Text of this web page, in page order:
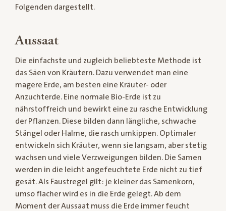
Folgenden dargestellt.
Aussaat
Die einfachste und zugleich beliebteste Methode ist
das Säen von Kräutern. Dazu verwendet man eine
magere Erde, am besten eine Kräuter- oder
Anzuchterde. Eine normale Bio-Erde ist zu
nährstoffreich und bewirkt eine zu rasche Entwicklung
der Pflanzen. Diese bilden dann längliche, schwache
Stängel oder Halme, die rasch umkippen. Optimaler
entwickeln sich Kräuter, wenn sie langsam, aber stetig
wachsen und viele Verzweigungen bilden. Die Samen
werden in die leicht angefeuchtete Erde nicht zu tief
gesät. Als Faustregel gilt: je kleiner das Samenkorn,
umso flacher wird es in die Erde gelegt. Ab dem
Moment der Aussaat muss die Erde immer feucht